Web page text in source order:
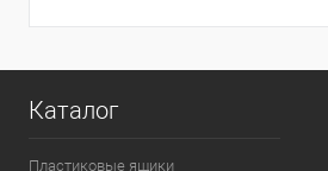
Каталог
Пластиковые ящики